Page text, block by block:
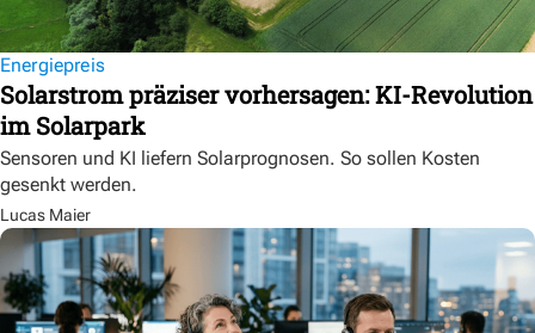
Energiepreis
Solarstrom präziser vorhersagen: KI-Revolution
im Solarpark
Sensoren und KI liefern Solarprognosen. So sollen Kosten
gesenkt werden.
Lucas Maier